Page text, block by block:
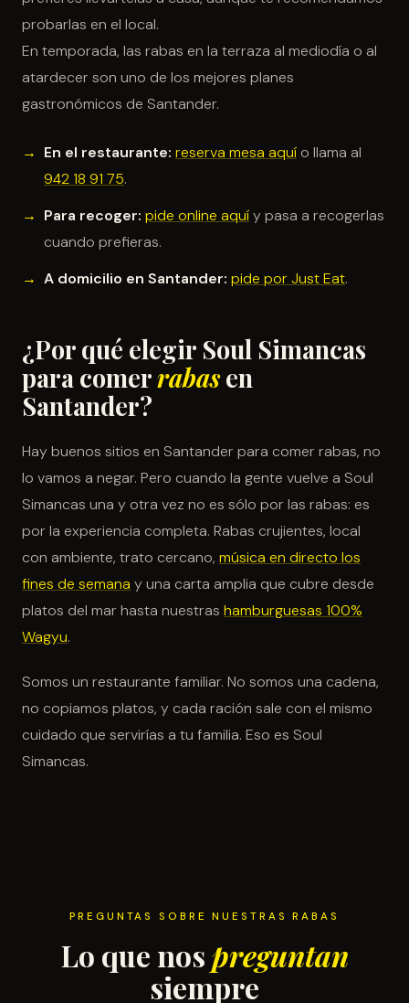
probarlas en el local.
En temporada, las rabas en la terraza al mediodía o al
atardecer son uno de los mejores planes
gastronómicos de Santander.
En el restaurante: reserva mesa aquí o llama al
942 18 91 75.
Para recoger: pide online aquíy pasa a recogerlas
cuando prefieras.
A domicilio en Santander: pide por Just Eat.
¿Por qué elegir Soul Simancas
para comerrabasen
Santander?
Hay buenos sitios en Santander para comer rabas, no
lo vamos a negar. Pero cuando la gente vuelve a Soul
Simancas una y otra vez no es sólo por las rabas: es
por la experiencia completa. Rabas crujientes, local
con ambiente, trato cercano, música en directo los
fines de semana y una carta amplia que cubre desde
platos del mar hasta nuestras hamburguesas 100%
Wagyu.
Somos un restaurante familiar. No somos una cadena,
no copiamos platos, y cada ración sale con el mismo
cuidado que servirías a tu familia. Eso es Soul
Simancas.
PREGUNTAS SOBRE NUESTRAS RABAS
Lo que nospreguntan
siempre